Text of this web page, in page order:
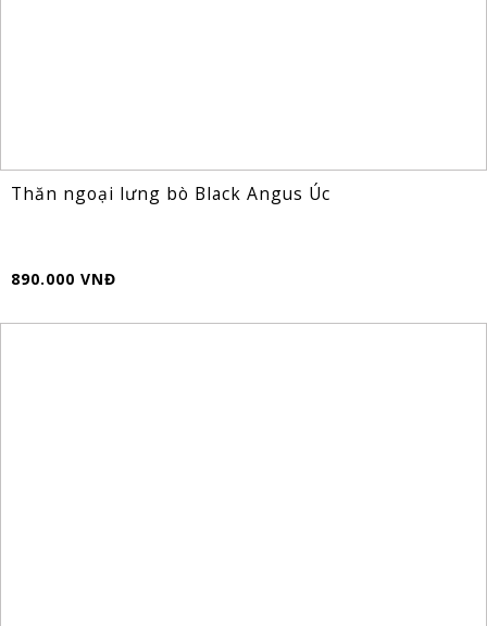
Thăn ngoại lưng bò Black Angus Úc
890.000 VNĐ